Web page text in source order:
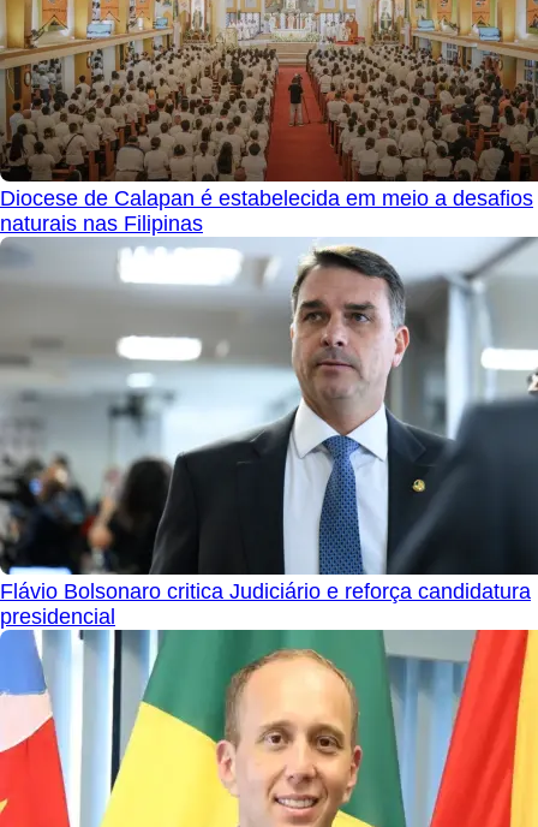
Diocese de Calapan é estabelecida em meio a desafios
naturais nas Filipinas
Flávio Bolsonaro critica Judiciário e reforça candidatura
presidencial